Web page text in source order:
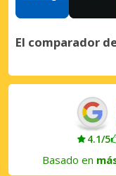
El comparador
4.1/5
Basado en